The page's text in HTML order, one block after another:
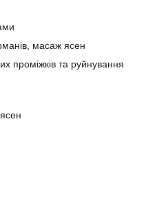
масаж ясен
проміжків та руйнування